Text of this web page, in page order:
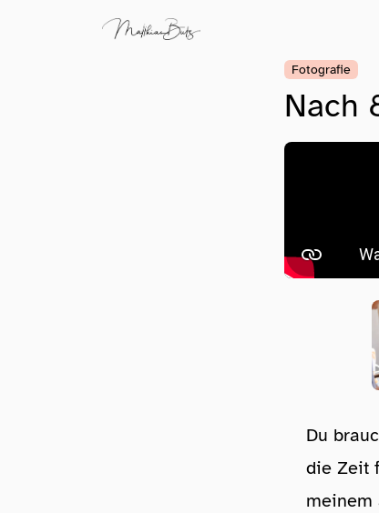
Fotografie
Nach
Du
die Zeit
meinem